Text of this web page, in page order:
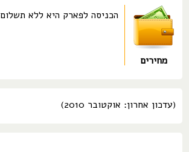
מחירים
הכניסה לפארק היא ללא תשלום
(עדכון אחרון: אוקטובר 2010)